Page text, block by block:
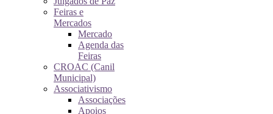
Feiras e
Mercados
Mercado
Agenda das
Feiras
CROAC (Canil
Municipal)
Associativismo
Associações
Apoios